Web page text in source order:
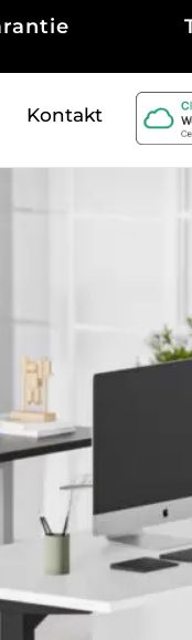
Kontakt